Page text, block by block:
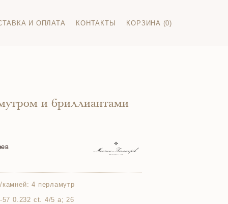
И ОПЛАТА КОНТАКТЫ КОРЗИНА (0)
и бриллиантами
камней: 4 перламутр
57 0.232 ct. 4/5 а; 26